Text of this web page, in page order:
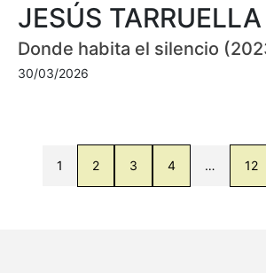
JESÚS TARRUELLA
Donde habita el silencio
30/03/2026
1 2 3 4 … 12